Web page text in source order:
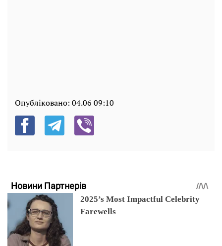
Опубліковано: 04.06 09:10